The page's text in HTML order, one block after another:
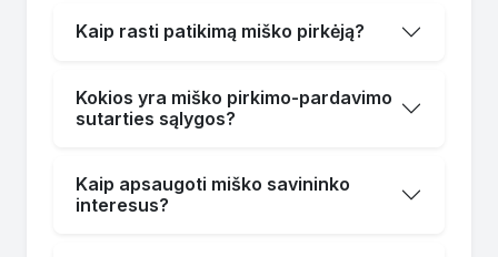
Kaip rasti patikimą miško pirkėją?
Kokios yra miško pirkimo-pardavimo
sutarties sąlygos?
Kaip apsaugoti miško savininko
interesus?